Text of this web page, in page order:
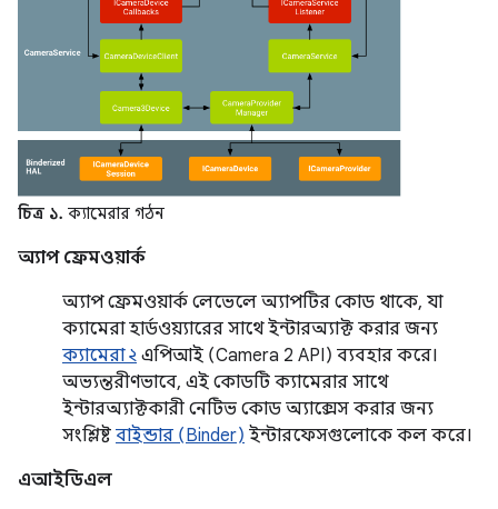
চিত্র ১. ক্যামেরার গঠন
অ্যাপ ফ্রেমওয়ার্ক
অ্যাপ ফ্রেমওয়ার্ক লেভেলে অ্যাপটির কোড থাকে, যা
ক্যামেরা হার্ডওয়্যারের সাথে ইন্টারঅ্যাক্ট করার জন্য
ক্যামেরা ২ এপিআই (Camera 2 API) ব্যবহার করে।
অভ্যন্তরীণভাবে, এই কোডটি ক্যামেরার সাথে
ইন্টারঅ্যাক্টকারী নেটিভ কোড অ্যাক্সেস করার জন্য
সংশ্লিষ্ট বাইন্ডার (Binder) ইন্টারফেসগুলোকে কল করে।
এআইডিএল